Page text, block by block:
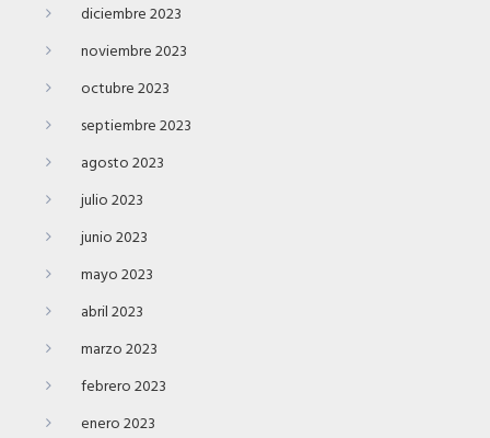
diciembre 2023
noviembre 2023
octubre 2023
septiembre 2023
agosto 2023
julio 2023
junio 2023
mayo 2023
abril 2023
marzo 2023
febrero 2023
enero 2023